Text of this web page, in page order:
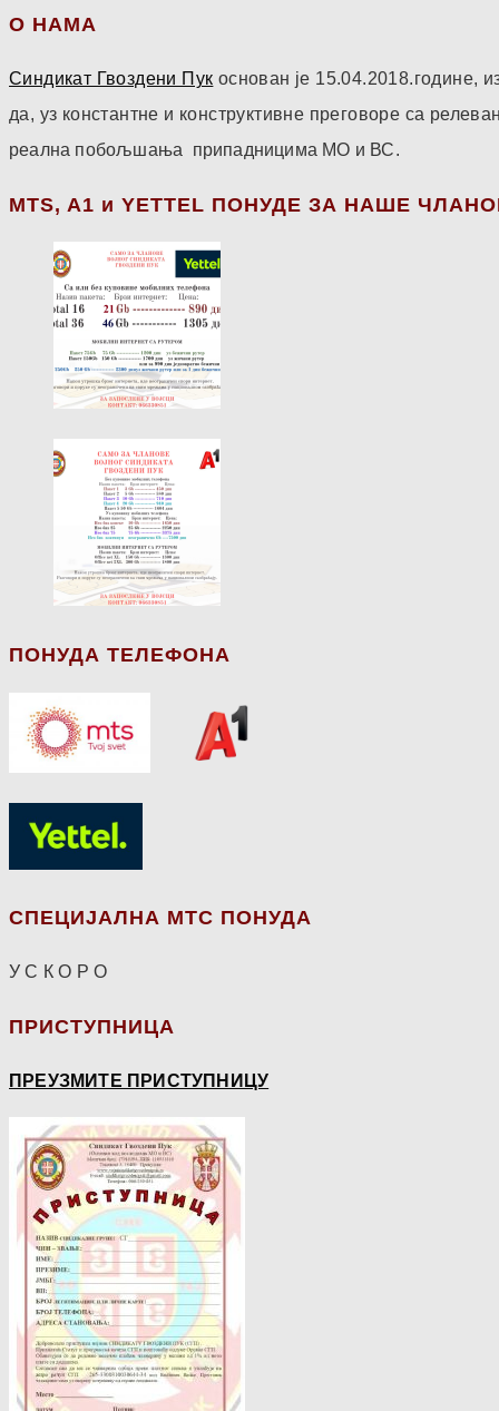
О НАМА
Синдикат Гвоздени Пук основан је
да, уз константне и конструктивне преговоре са
реална побољшања припадницима МО и ВС.
МТS, A1 и YETTEL ПОНУДЕ ЗА НАШЕ
ПОНУДА ТЕЛЕФОНА
СПЕЦИЈАЛНА МТС ПОНУДА
У С К О Р О
ПРИСТУПНИЦА
ПРЕУЗМИТЕ ПРИСТУПНИЦУ